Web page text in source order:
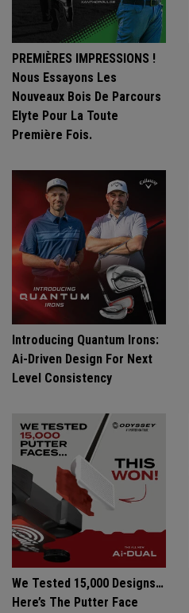
PREMIÈRES IMPRESSIONS !
Nous Essayons Les
Nouveaux Bois De Parcours
Elyte Pour La Toute
Première Fois.
Introducing Quantum Irons:
Ai-Driven Design For Next
Level Consistency
We Tested 15,000 Designs…
Here’s The Putter Face